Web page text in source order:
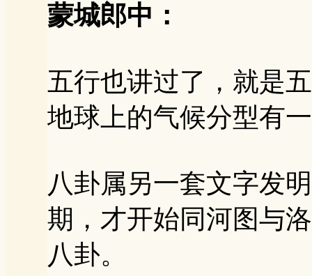
蒙城郎中：
五行也讲过了，就是
地球上的气候分型有
八卦属另一套文字发
期，才开始同河图与
八卦。